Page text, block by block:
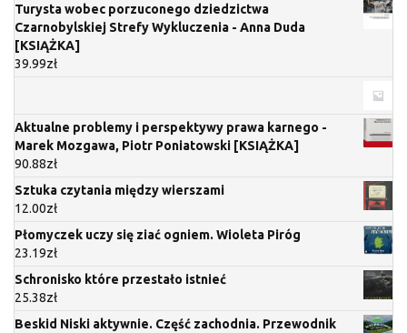
Turysta wobec porzuconego dziedzictwa
Czarnobylskiej Strefy Wykluczenia - Anna Duda
[KSIĄŻKA]
39.99zł
Aktualne problemy i perspektywy prawa karnego -
Marek Mozgawa, Piotr Poniatowski [KSIĄŻKA]
90.88zł
Sztuka czytania między wierszami
12.00zł
Płomyczek uczy się ziać ogniem. Wioleta Piróg
23.19zł
Schronisko które przestało istnieć
25.38zł
Beskid Niski aktywnie. Część zachodnia. Przewodnik